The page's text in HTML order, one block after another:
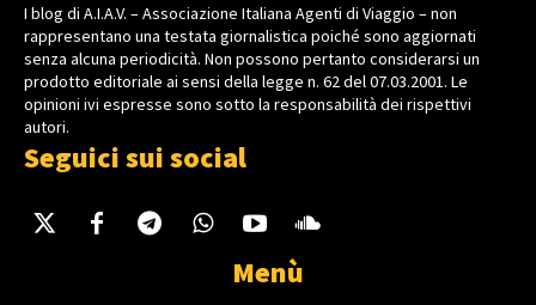
I blog di A.I.A.V. – Associazione Italiana Agenti di Viaggio – non
rappresentano una testata giornalistica poiché sono aggiornati
senza alcuna periodicità. Non possono pertanto considerarsi un
prodotto editoriale ai sensi della legge n. 62 del 07.03.2001. Le
opinioni ivi espresse sono sotto la responsabilità dei rispettivi
autori.
Seguici sui social
Menù